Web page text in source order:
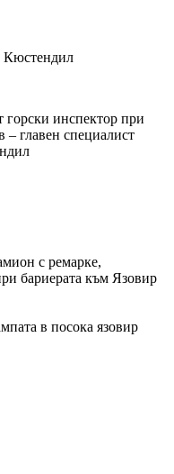
Кюстендил
горски инспектор при
главен специалист
с ремарке,
бариерата към Язовир
в посока язовир